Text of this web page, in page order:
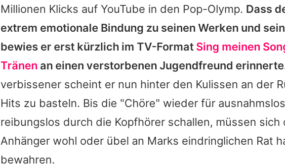
Millionen Klicks auf YouTube in den Pop-Olymp. Dass
extrem emotionale Bindung zu seinen Werken und
bewies er erst kürzlich im TV-Format Sing meinen
Tränen an einen verstorbenen Jugendfreund
verbissener scheint er nun hinter den Kulissen an der
Hits zu basteln. Bis die "Chöre" wieder für
reibungslos durch die Kopfhörer schallen, müssen sich
Anhänger wohl oder übel an Marks eindringlichen Rat
bewahren.